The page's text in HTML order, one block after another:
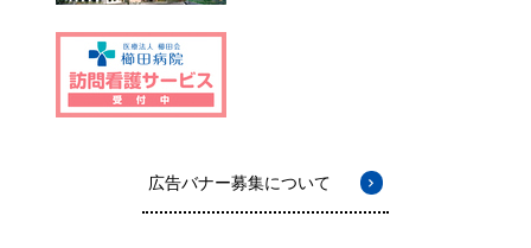
広告バナー募集について